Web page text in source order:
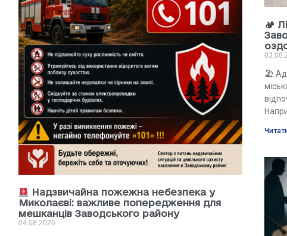
Надзвичайна пожежна небезпека у
Миколаєві: важливе попередження для
мешканців Заводського району
04.08.2026
🏕
🏖